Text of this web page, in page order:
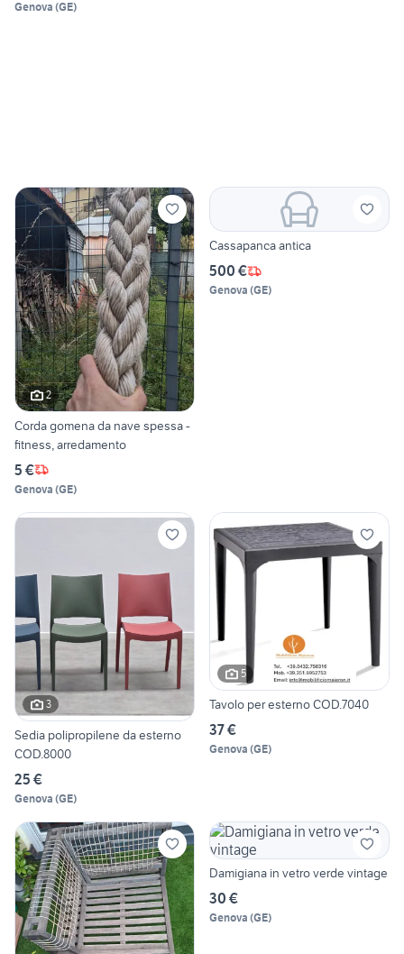
Genova (GE)
2
Corda gomena da nave spessa -
fitness, arredamento
5 €
Genova (GE)
Cassapanca antica
500 €
Genova (GE)
3
Sedia polipropilene da esterno
COD.8000
25 €
Genova (GE)
5
Tavolo per esterno COD.7040
37 €
Genova (GE)
Damigiana in vetro verde vintage
30 €
Genova (GE)